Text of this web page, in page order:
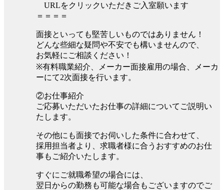
URLをクリックいただきご入室願います
＝＝＝＝
面接といっても堅苦しいものではありません！
どんな些細な疑問や不安でも構いませんので、
お気軽にご相談ください！
※有料職業紹介、メーカー面接雇用の場合、メーカ
ーにて2次面接を行います。
②お仕事紹介
ご応募いただいたお仕事の詳細についてご説明い
たします。
その他にも面接でお伺いした条件に合わせて、
採用担当者より、求職者様に合うおすすめのお仕
事もご紹介いたします。
すぐにご就職希望の場合には、
翌日からの勤務も可能な場合もございますのでご